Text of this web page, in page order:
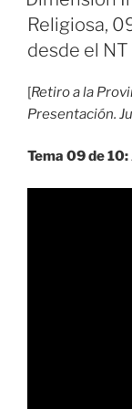
Religiosa,
desde el NT
[Retiro a la
Presentación.
Tema 09 de